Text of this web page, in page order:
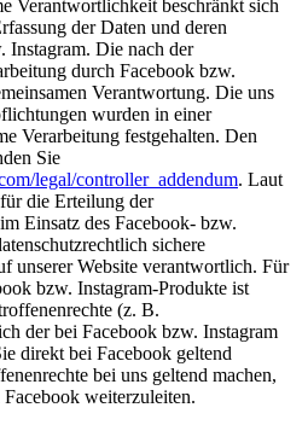
Verantwortlichkeit beschränkt sich
der Daten und deren
Instagram. Die nach der
durch Facebook bzw.
Verantwortung. Die uns
wurden in einer
Verarbeitung festgehalten. Den
Sie
legal/controller_addendum. Laut
die Erteilung der
Einsatz des Facebook- bzw.
sichere
unserer Website verantwortlich. Für
bzw. Instagram-Produkte ist
(z. B.
der bei Facebook bzw. Instagram
direkt bei Facebook geltend
bei uns geltend machen,
weiterzuleiten.